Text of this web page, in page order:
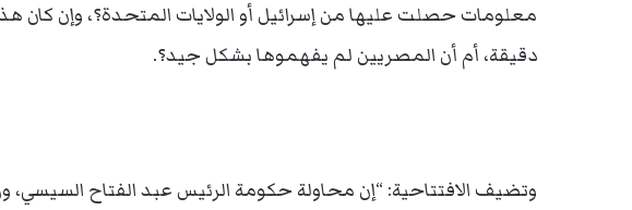
معلومات حصلت عليها من إسرائيل أو الولايات المتحدة؟، وإن
دقيقة، أم أن المصريين لم يفهموها بشكل جيد؟.
وتضيف الافتتاحية: “إن محاولة حكومة الرئيس عبد الفتاح السيسي،